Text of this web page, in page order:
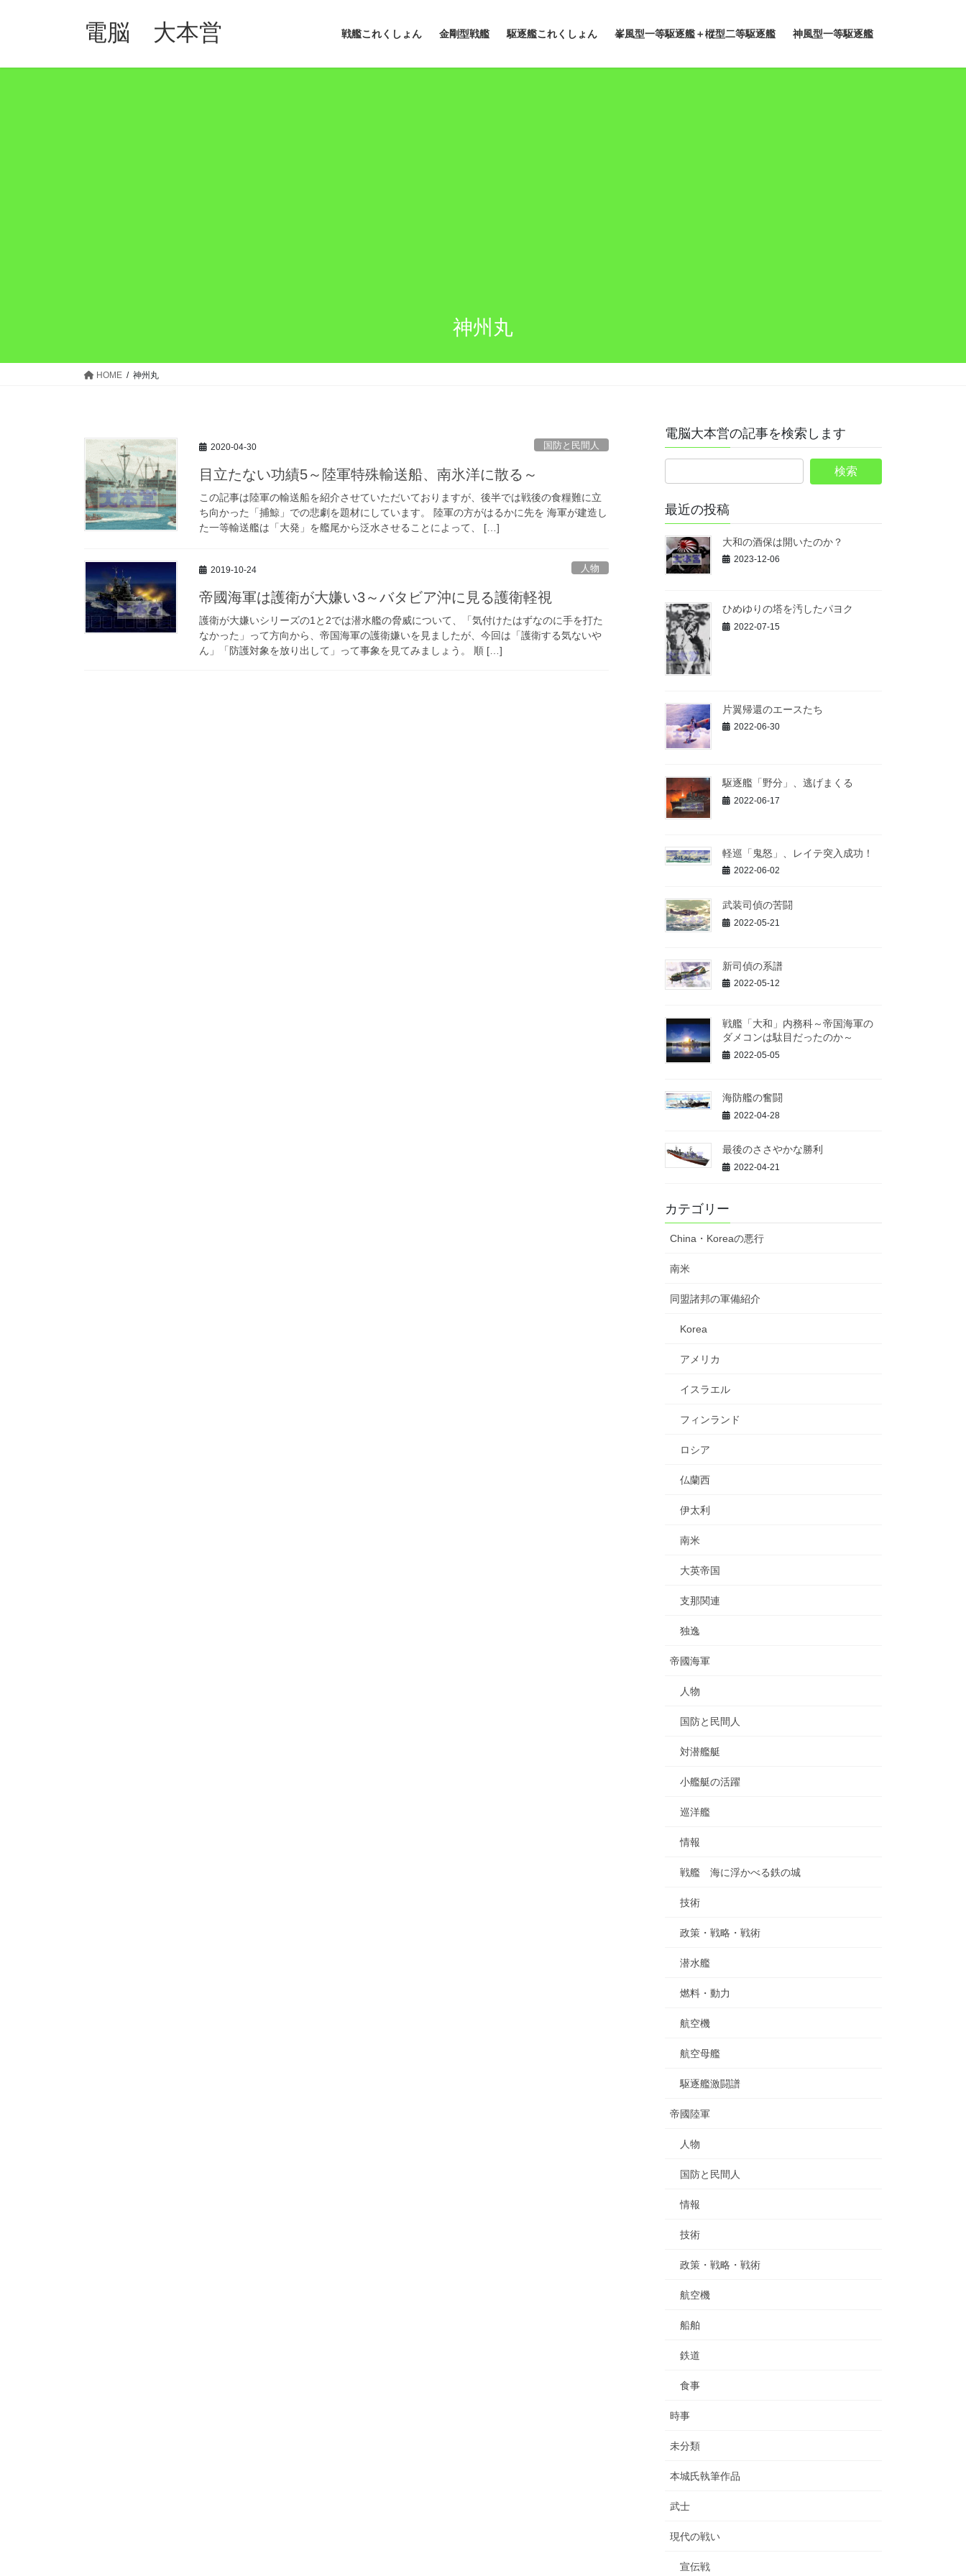
電脳 大本営 戦艦これくしょん 金剛型戦艦 駆逐艦これくしょん 峯風型一等駆逐艦＋樅型二等駆逐艦 神風型一等駆逐艦
神州丸
HOME 神州丸
2020-04-30 国防と民間人
目立たない功績5～陸軍特殊輸送船、南氷洋に散る～
この記事は陸軍の輸送船を紹介させていただいておりますが、後半では戦後の食糧難に立
ち向かった「捕鯨」での悲劇を題材にしています。 陸軍の方がはるかに先を 海軍が建造し
た一等輸送艦は「大発」を艦尾から泛水させることによって、 […]
2019-10-24 人物
帝國海軍は護衛が大嫌い3～バタビア沖に見る護衛軽視
護衛が大嫌いシリーズの1と2では潜水艦の脅威について、「気付けたはずなのに手を打た
なかった」って方向から、帝国海軍の護衛嫌いを見ましたが、今回は「護衛する気ないや
ん」「防護対象を放り出して」って事象を見てみましょう。 順 […]
電脳大本営の記事を検索します
最近の投稿
大和の酒保は開いたのか？
2023-12-06
ひめゆりの塔を汚したパヨク
2022-07-15
片翼帰還のエースたち
2022-06-30
駆逐艦「野分」、逃げまくる
2022-06-17
軽巡「鬼怒」、レイテ突入成功！
2022-06-02
武装司偵の苦闘
2022-05-21
新司偵の系譜
2022-05-12
戦艦「大和」内務科～帝国海軍の
ダメコンは駄目だったのか～
2022-05-05
海防艦の奮闘
2022-04-28
最後のささやかな勝利
2022-04-21
カテゴリー
China・Koreaの悪行
南米
同盟諸邦の軍備紹介
Korea
アメリカ
イスラエル
フィンランド
ロシア
仏蘭西
伊太利
南米
大英帝国
支那関連
独逸
帝國海軍
人物
国防と民間人
対潜艦艇
小艦艇の活躍
巡洋艦
情報
戦艦 海に浮かべる鉄の城
技術
政策・戦略・戦術
潜水艦
燃料・動力
航空機
航空母艦
駆逐艦激闘譜
帝國陸軍
人物
国防と民間人
情報
技術
政策・戦略・戦術
航空機
船舶
鉄道
食事
時事
未分類
本城氏執筆作品
武士
現代の戦い
宣伝戦